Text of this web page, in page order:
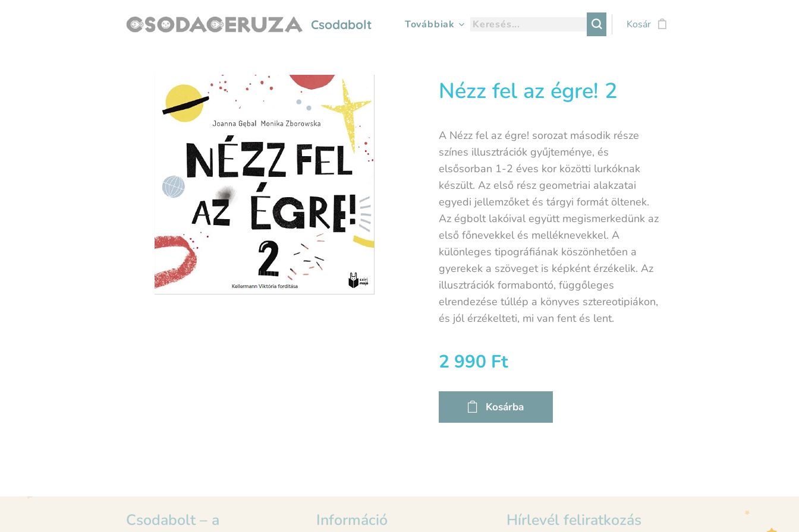
Csodabolt Továbbiak Kosár
Nézz fel az égre! 2
A Nézz fel az égre! sorozat második része
színes illusztrációk gyűjteménye, és
elsősorban 1-2 éves kor közötti lurkóknak
készült. Az első rész geometriai alakzatai
egyedi jellemzőket és tárgyi formát öltenek.
Az égbolt lakóival együtt megismerkedünk az
első főnevekkel és melléknevekkel. A
különleges tipográfiának köszönhetően a
gyerekek a szöveget is képként érzékelik. Az
illusztrációk formabontó, függőleges
elrendezése túllép a könyves sztereotipiákon,
és jól érzékelteti, mi van fent és lent.
2 990 Ft
Kosárba
Csodabolt – a Információ Hírlevél feliratkozás